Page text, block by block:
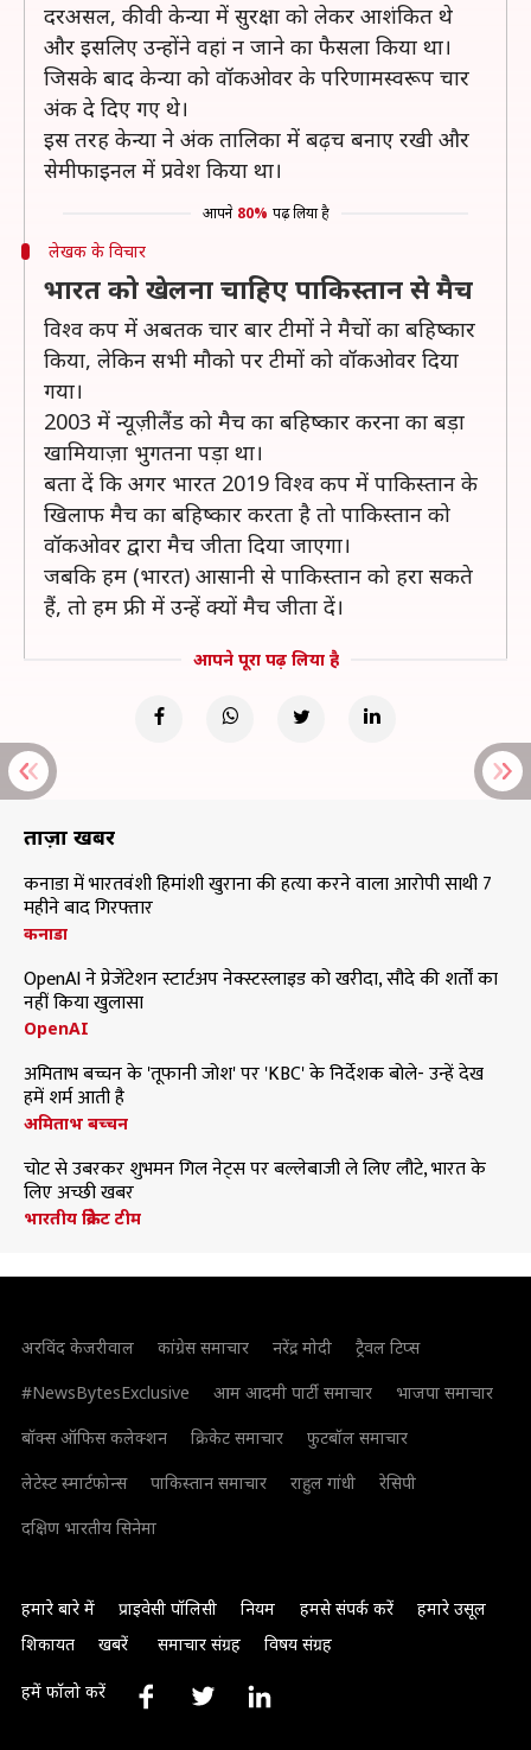
दरअसल, कीवी केन्या में सुरक्षा को लेकर आशंकित थे
और इसलिए उन्होंने वहां न जाने का फैसला किया था।
जिसके बाद केन्या को वॉकओवर के परिणामस्वरूप चार
अंक दे दिए गए थे।
इस तरह केन्या ने अंक तालिका में बढ़च बनाए रखी और
सेमीफाइनल में प्रवेश किया था।
आपने 80% पढ़ लिया है
लेखक के विचार
भारत को खेलना चाहिए पाकिस्तान से मैच
विश्व कप में अबतक चार बार टीमों ने मैचों का बहिष्कार
किया, लेकिन सभी मौको पर टीमों को वॉकओवर दिया
गया।
2003 में न्यूज़ीलैंड को मैच का बहिष्कार करना का बड़ा
खामियाज़ा भुगतना पड़ा था।
बता दें कि अगर भारत 2019 विश्व कप में पाकिस्तान के
खिलाफ मैच का बहिष्कार करता है तो पाकिस्तान को
वॉकओवर द्वारा मैच जीता दिया जाएगा।
जबकि हम (भारत) आसानी से पाकिस्तान को हरा सकते
हैं, तो हम फ्री में उन्हें क्यों मैच जीता दें।
आपने पूरा पढ़ लिया है
ताज़ा खबरें
कनाडा में भारतवंशी हिमांशी खुराना की हत्या करने वाला आरोपी साथी 7
महीने बाद गिरफ्तार
कनाडा
OpenAI ने प्रेजेंटेशन स्टार्टअप नेक्स्टस्लाइड को खरीदा, सौदे की शर्तों का
नहीं किया खुलासा
OpenAI
अमिताभ बच्चन के 'तूफानी जोश' पर 'KBC' के निर्देशक बोले- उन्हें देख
हमें शर्म आती है
अमिताभ बच्चन
चोट से उबरकर शुभमन गिल नेट्स पर बल्लेबाजी ले लिए लौटे, भारत के
लिए अच्छी खबर
भारतीय क्रिकेट टीम
अरविंद केजरीवाल कांग्रेस समाचार नरेंद्र मोदी
ट्रैवल टिप्स
#NewsBytesExclusive
आम आदमी पार्टी समाचार
भाजपा समाचार
बॉक्स ऑफिस कलेक्शन
क्रिकेट समाचार
फुटबॉल समाचार
लेटेस्ट स्मार्टफोन्स
पाकिस्तान समाचार राहुल गांधी
रेसिपी
दक्षिण भारतीय सिनेमा
हमारे बारे में प्राइवेसी पॉलिसी नियम हमसे संपर्क करें
हमारे उसूल
शिकायत
खबरें समाचार संग्रह विषय संग्रह
हमें फॉलो करें